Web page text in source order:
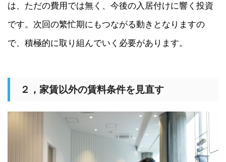
は、ただの費用では無く、今後の入居付けに響く投資
です。次回の繁忙期にもつながる動きとなりますの
で、積極的に取り組んでいく必要があります。
２，家賃以外の賃料条件を見直す